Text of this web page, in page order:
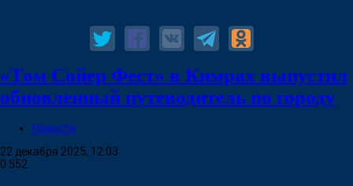
«Том Сойер Фест» в Кимрах выпустил
обновленный путеводитель по городу
Новости
22 декабря 2025, 12:03
0 552